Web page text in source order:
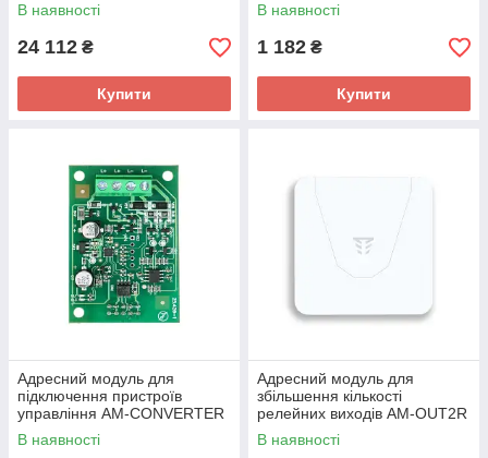
В наявності
24 112 ₴
Купити
В наявності
1 182 ₴
Купити
Адресний модуль для
підключення пристроїв
управління AM-CONVERTER
В наявності
Адресний модуль для
збільшення кількості
релейних виходів AM-OUT2R
В наявності